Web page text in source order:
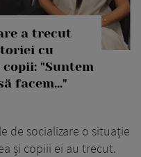
a trecut
cu
"Suntem
facem..."
de socializare o situație
și copiii ei au trecut.